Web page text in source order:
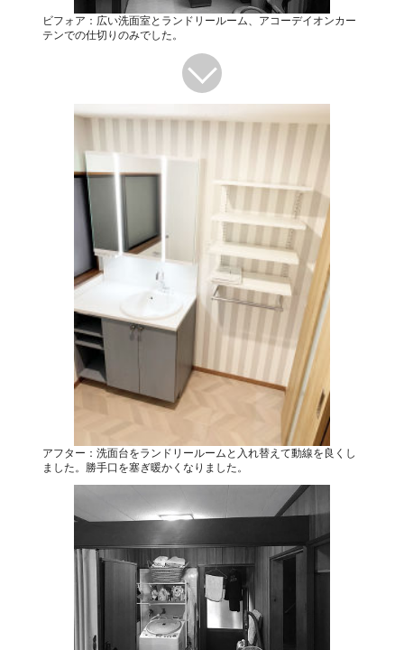
ビフォア：広い洗面室とランドリールーム、アコーデイオンカー
テンでの仕切りのみでした。
アフター：洗面台をランドリールームと入れ替えて動線を良くし
ました。勝手口を塞ぎ暖かくなりました。